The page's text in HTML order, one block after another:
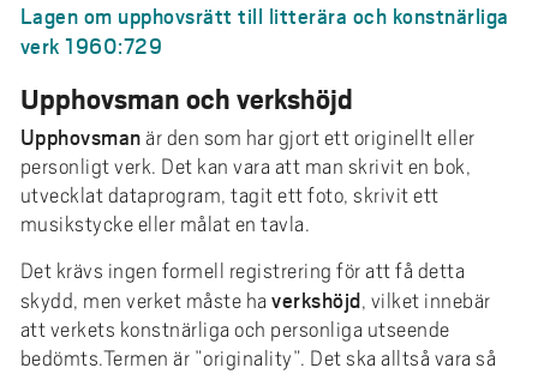
Lagen om upphovsrätt till litterära och konstnärliga
verk 1960:729
Upphovsman och verkshöjd
Upphovsman är den som har gjort ett originellt eller
personligt verk. Det kan vara att man skrivit en bok,
utvecklat dataprogram, tagit ett foto, skrivit ett
musikstycke eller målat en tavla.
Det krävs ingen formell registrering för att få detta
skydd, men verket måste haverkshöjd, vilket innebär
att verkets konstnärliga och personliga utseende
bedömts.Termen är ”originality”. Det ska alltså vara så